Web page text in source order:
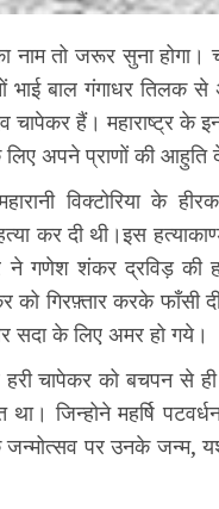
तो जरूर सुना होगा।
बाल गंगाधर तिलक से
हैं। महाराष्ट्र के
अपने प्राणों की आहुति
विक्टोरिया के
कर दी थी।इस
ने गणेश शंकर द्रविड़ की
को गिरफ़्तार करके फाँसी
सदा के लिए अमर हो गये।
चापेकर को बचपन से
था। जिन्होने महर्षि
पर उनके जन्म,